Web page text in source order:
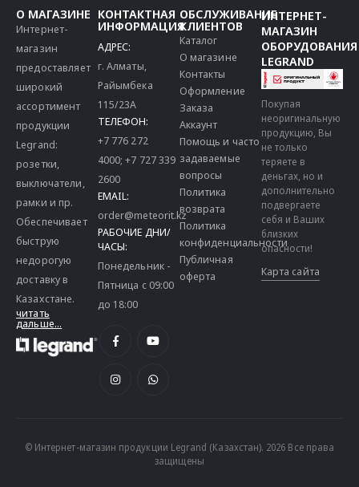
О МАГАЗИНЕ
Интернет-
магазин
предоставляет
широкий
ассортимент
продукции
Legrand:
розетки,
выключатели,
рамки и пр.
Обеспечивает
быструю
недорогую
доставку в
Казахстане.
читать
дальше...
КОНТАКТНАЯ
ИНФОРМАЦИЯ
АДРЕС:
г. Алматы,
Райымбека
115/23A
ТЕЛЕФОН:
+7 776 272
4000;+7 727 339
2600
EMAIL:
order@meteorit.kz
РАБОЧИЕ ДНИ/
ЧАСЫ:
Понедельник -
Пятница с 09:00
до 18:00
ОБСЛУЖИВАНИЕ
КЛИЕНТОВ
Каталог
О магазине
Контакты
Оформление
Заказа
Аккаунт
Помощь и часто
задаваемые
вопросы
Политика
возврата
Политика
конфиденциальности
Публичная
оферта
ИНТЕРНЕТ-
МАГАЗИН
ОБОРУДОВАНИЯ
LEGRAND
Покупая
неоригинальную
продукцию, Вы
не только
теряете в
деньгах, но и
дополнительно
подвергаете
себя и Ваших
близких
опасности!
Карта сайта
© Интернет-магазин продукции Legrand (Казахстан). 2026 Все права
защищены